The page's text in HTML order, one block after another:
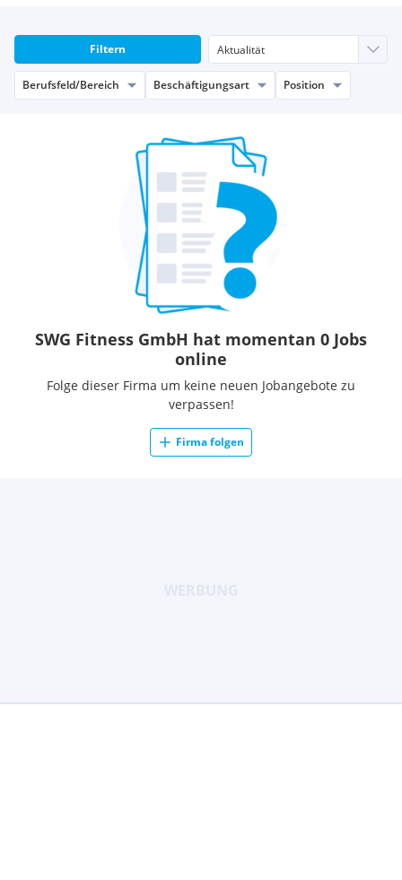
Filtern
Berufsfeld/Bereich Beschäftigungsart Position
SWG Fitness GmbH hat momentan 0 Jobs
online
Folge dieser Firma um keine neuen Jobangebote zu
verpassen!
Firma folgen